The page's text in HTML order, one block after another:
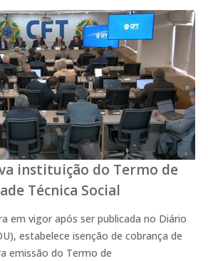
instituição do Termo de
Técnica Social
em vigor após ser publicada no Diário
estabelece isenção de cobrança de
emissão do Termo de